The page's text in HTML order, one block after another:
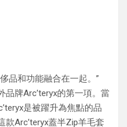
品和功能融合在一起。”
牌Arc’teryx的第一項。當
是被躍升為焦點的品
款Arc’teryx蓋半Zip羊毛套